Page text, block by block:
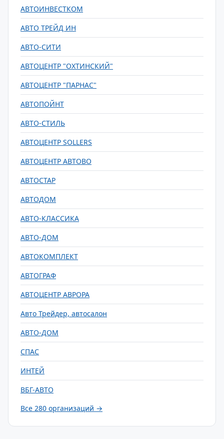
АВТОИНВЕСТКОМ
АВТО ТРЕЙД ИН
АВТО-СИТИ
АВТОЦЕНТР "ОХТИНСКИЙ"
АВТОЦЕНТР "ПАРНАС"
АВТОПОЙНТ
АВТО-СТИЛЬ
АВТОЦЕНТР SOLLERS
АВТОЦЕНТР АВТОВО
АВТОСТАР
АВТОДОМ
АВТО-КЛАССИКА
АВТО-ДОМ
АВТОКОМПЛЕКТ
АВТОГРАФ
АВТОЦЕНТР АВРОРА
Авто Трейдер, автосалон
АВТО-ДОМ
СПАС
ИНТЕЙ
ВБГ-АВТО
Все 280 организаций →